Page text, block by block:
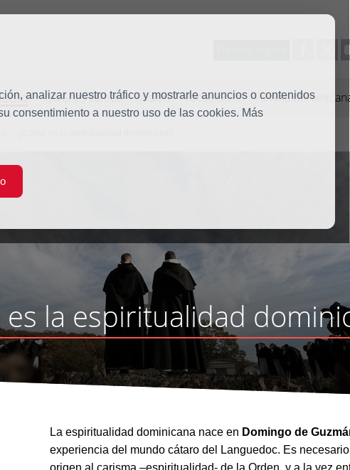
analizar nuestro tráfico y mostrarle anuncios o contenidos
consentimiento a nuestro uso de las cookies. Más
Quiénes somos Misión Vocaciones Familia
es la espiritualidad
La espiritualidad dominicana nace en Domingo de
experiencia del mundo cátaro del Languedoc. Es